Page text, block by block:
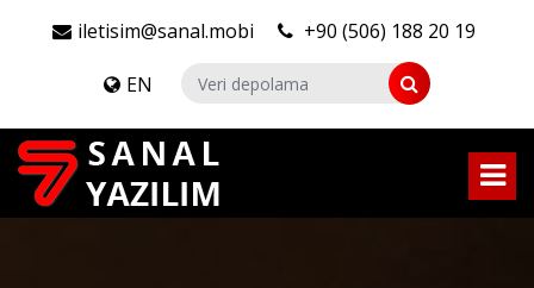
iletisim@sanal.mobi +90 (506) 188 20 19
EN